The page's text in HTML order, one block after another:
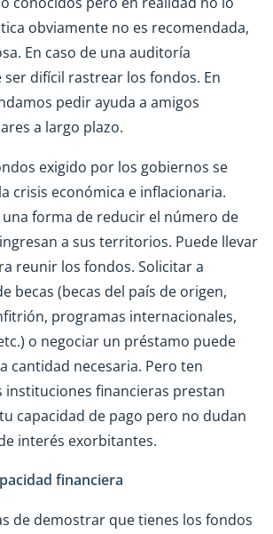
obviamente no es recomendada,
En caso de una auditoría
difícil rastrear los fondos. En
pedir ayuda a amigos
a largo plazo.
exigido por los gobiernos se
crisis económica e inflacionaria.
forma de reducir el número de
a sus territorios. Puede llevar
reunir los fondos. Solicitar a
becas (becas del país de origen,
programas internacionales,
o negociar un préstamo puede
cantidad necesaria. Pero ten
instituciones financieras prestan
capacidad de pago pero no dudan
interés exorbitantes.
financiera
de demostrar que tienes los fondos